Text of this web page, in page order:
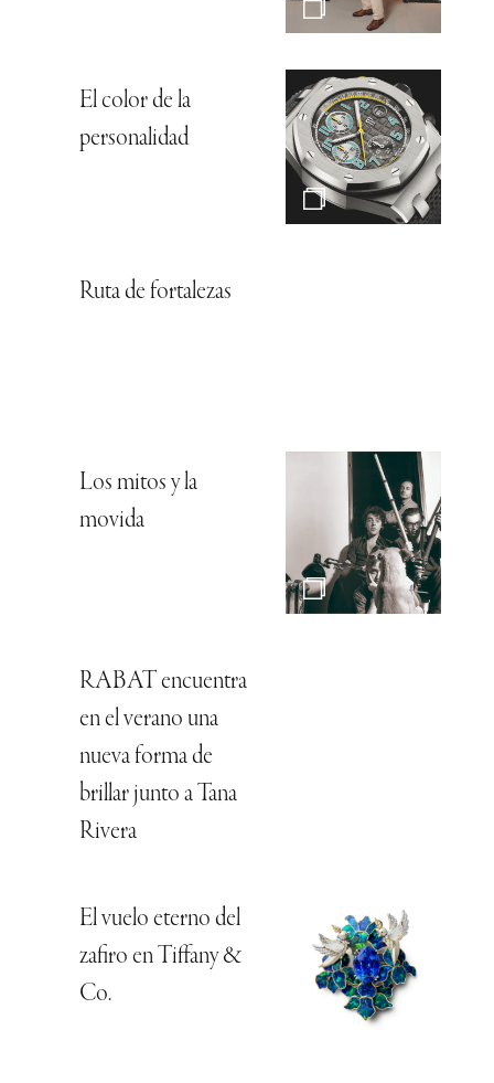
El color de la
personalidad
Ruta de fortalezas
Los mitos y la
movida
RABAT encuentra
en el verano una
nueva forma de
brillar junto a Tana
Rivera
El vuelo eterno del
zafiro en Tiffany &
Co.